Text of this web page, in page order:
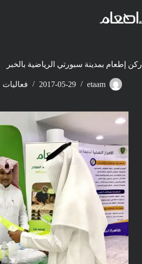
إلى
المحتوى
ركن إطعام بمدينة سبورتي الرياضية بالخبر
etaam
2017-05-29